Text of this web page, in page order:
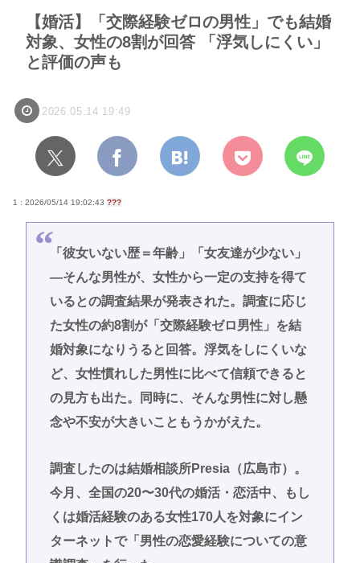
【婚活】「交際経験ゼロの男性」でも結婚
対象、女性の8割が回答 「浮気しにくい」
と評価の声も
2026.05.14 19:49
1 : 2026/05/14 19:02:43 ???
「彼女いない歴＝年齢」「女友達が少ない」
―そんな男性が、女性から一定の支持を得て
いるとの調査結果が発表された。調査に応じ
た女性の約8割が「交際経験ゼロ男性」を結
婚対象になりうると回答。浮気をしにくいな
ど、女性慣れした男性に比べて信頼できると
の見方も出た。同時に、そんな男性に対し懸
念や不安が大きいこともうかがえた。
調査したのは結婚相談所Presia（広島市）。
今月、全国の20〜30代の婚活・恋活中、もし
くは婚活経験のある女性170人を対象にイン
ターネットで「男性の恋愛経験についての意